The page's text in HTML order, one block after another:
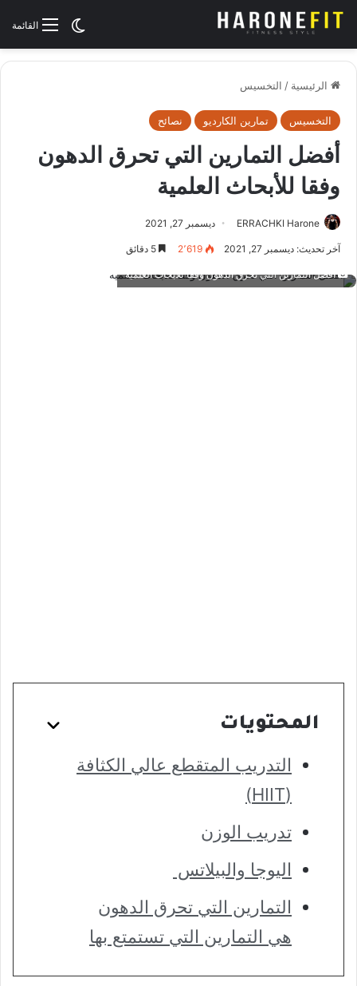
القائمةالوضع
الرئيسية / التخسيس
التخسيس تمارين الكارديو نصائح
أفضل التمارين التي تحرق الدهون
وفقا للأبحاث العلمية
ERRACHKI Harone ديسمبر 27, 2021
آخر تحديث: ديسمبر 27, 2021 2٬619
أفضل التمارين التي تحرق الدهون وفقا للأبحاث العلمية
المحتويات
التدريب المتقطع عالي الكثافة
(HIIT)
تدريب الوزن
اليوجا والبيلاتس
التمارين التي تحرق الدهون
هي التمارين التي تستمتع بها